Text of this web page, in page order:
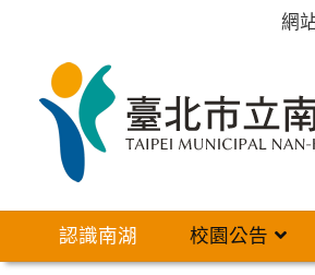
網
認識南湖 校園公告